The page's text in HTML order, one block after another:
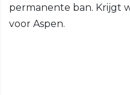
permanente ban. Krijgt
voor Aspen.